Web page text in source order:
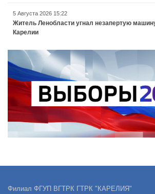
5 Августа 2026 15:22
Житель Ленобласти угнал незапертую
Карелии
Филиал ФГУП ВГТРК ГТРК "КАРЕЛИЯ"